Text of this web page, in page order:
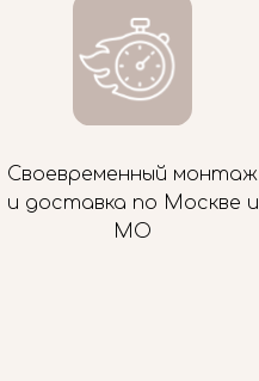
Своевременный монтаж
и доставка по Москве и
МО